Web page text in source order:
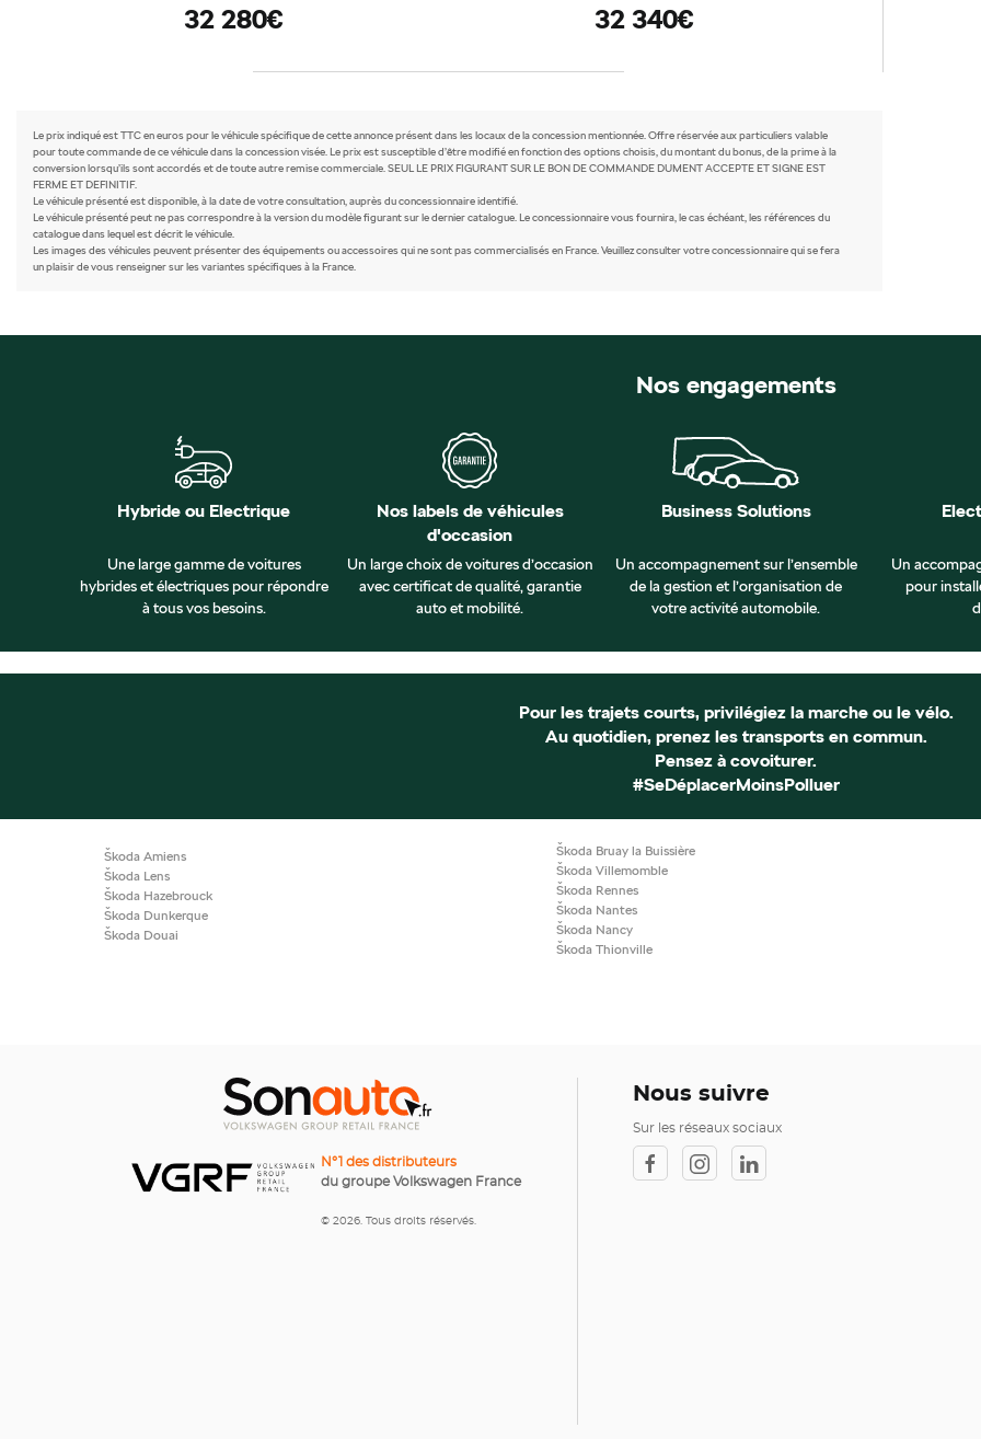
32 280€ 32 340€
Le prix indiqué est TTC en euros pour le véhicule spécifique de cette annonce présent dans les locaux de la concession mentionnée. Offre réservée aux particuliers valable
pour toute commande de ce véhicule dans la concession visée. Le prix est susceptible d’être modifié en fonction des options choisis, du montant du bonus, de la prime à la
conversion lorsqu’ils sont accordés et de toute autre remise commerciale. SEUL LE PRIX FIGURANT SUR LE BON DE COMMANDE DUMENT ACCEPTE ET SIGNE EST
FERME ET DEFINITIF.
Le véhicule présenté est disponible, à la date de votre consultation, auprès du concessionnaire identifié.
Le véhicule présenté peut ne pas correspondre à la version du modèle figurant sur le dernier catalogue. Le concessionnaire vous fournira, le cas échéant, les références du
catalogue dans lequel est décrit le véhicule.
Les images des véhicules peuvent présenter des équipements ou accessoires qui ne sont pas commercialisés en France. Veuillez consulter votre concessionnaire qui se fera
un plaisir de vous renseigner sur les variantes spécifiques à la France.
Nos engagements
Hybride ou Electrique
Une large gamme de voitures
hybrides et électriques pour répondre
à tous vos besoins.
Nos labels de véhicules
d'occasion
Un large choix de voitures d’occasion
avec certificat de qualité, garantie
auto et mobilité.
Business Solutions
Un accompagnement sur l’ensemble
de la gestion et l’organisation de
votre activité automobile.
Un
pour
Pour les trajets courts, privilégiez la marche ou le vélo.
Au quotidien, prenez les transports en commun.
Pensez à covoiturer.
#SeDéplacerMoinsPolluer
Škoda Amiens
Škoda Lens
Škoda Hazebrouck
Škoda Dunkerque
Škoda Douai
Škoda Bruay la Buissière
Škoda Villemomble
Škoda Rennes
Škoda Nantes
Škoda Nancy
Škoda Thionville
N°1 des distributeurs
du groupe Volkswagen France
© 2026. Tous droits réservés.
Nous suivre
Sur les réseaux sociaux